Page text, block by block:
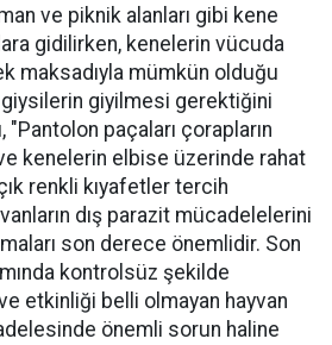
ve piknik alanları gibi kene
gidilirken, kenelerin vücuda
maksadıyla mümkün olduğu
giyilmesi gerektiğini
paçaları çorapların
kenelerin elbise üzerinde rahat
renkli kıyafetler tercih
dış parazit mücadelelerini
son derece önemlidir. Son
kontrolsüz şekilde
etkinliği belli olmayan hayvan
önemli sorun haline